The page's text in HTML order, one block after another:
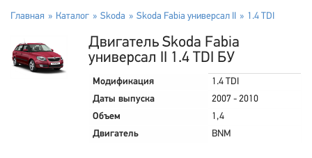
Главная Каталог Skoda Skoda Fabia универсал II 1.4 TDI
Двигатель Skoda Fabia
универсал II 1.4 TDI БУ
Модификация
1.4 TDI
Даты выпуска
2007 - 2010
Объем
1,4
Двигатель
BNM